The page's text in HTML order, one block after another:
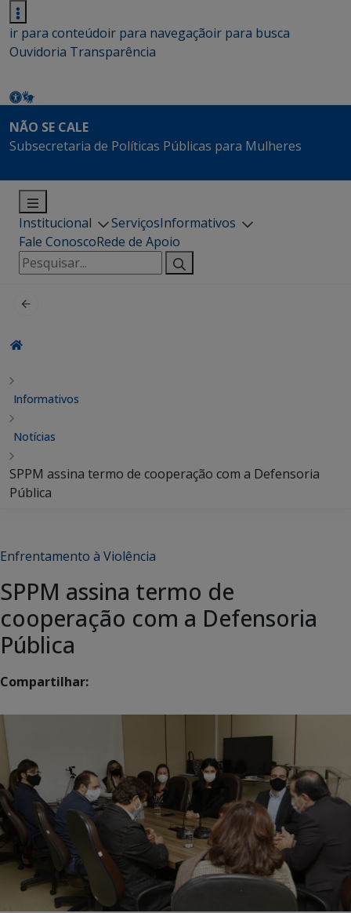
ir para conteúdoir para navegaçãoir para busca
Ouvidoria Transparência
NÃO SE CALE
Subsecretaria de Políticas Públicas para Mulheres
Institucional ServiçosInformativos
Fale ConoscoRede de Apoio
Pesquisar
por:
Informativos
Notícias
SPPM assina termo de cooperação com a Defensoria
Pública
Enfrentamento à Violência
SPPM assina termo de
cooperação com a Defensoria
Pública
Compartilhar: